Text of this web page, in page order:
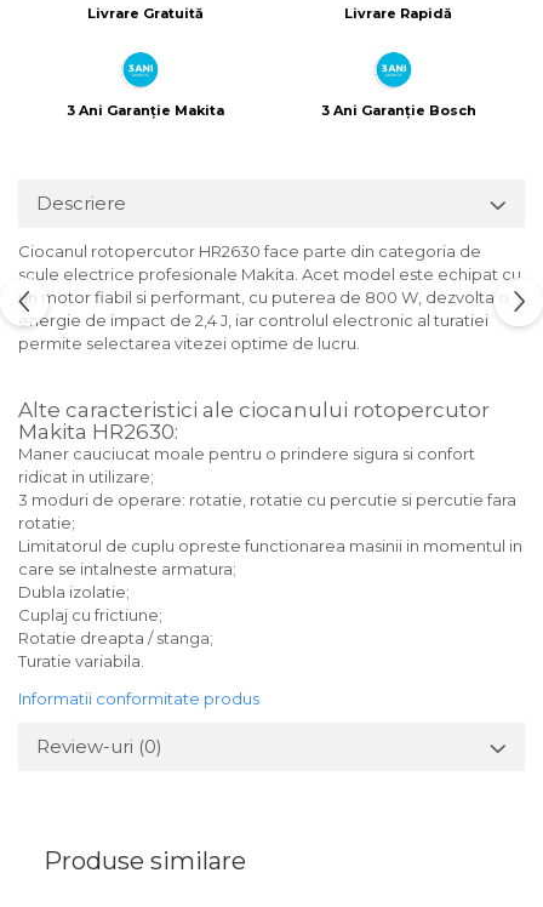
Livrare Gratuită Livrare Rapidă
3 Ani Garanție Makita 3 Ani Garanție Bosch
Descriere
Ciocanul rotopercutor HR2630 face parte din categoria de
scule electrice profesionale Makita. Acet model este echipat cu
un motor fiabil si performant, cu puterea de 800 W, dezvolta o
energie de impact de 2,4 J, iar controlul electronic al turatiei
permite selectarea vitezei optime de lucru.
Alte caracteristici ale ciocanului rotopercutor
Makita HR2630:
Maner cauciucat moale pentru o prindere sigura si confort
ridicat in utilizare;
3 moduri de operare: rotatie, rotatie cu percutie si percutie fara
rotatie;
Limitatorul de cuplu opreste functionarea masinii in momentul in
care se intalneste armatura;
Dubla izolatie;
Cuplaj cu frictiune;
Rotatie dreapta / stanga;
Turatie variabila.
Informatii conformitate produs
Review-uri (0)
Produse similare